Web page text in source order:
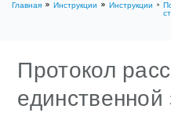
Главная Инструкции Инструкции
Протокол
единственной